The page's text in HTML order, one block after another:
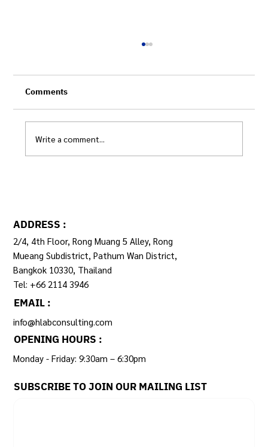
Comments
Write a comment...
ADDRESS :
2/4, 4th Floor, Rong Muang 5 Alley, Rong
Mueang Subdistrict, Pathum Wan District,
Bangkok 10330, Thailand
Tel: +66 2114 3946
EMAIL :
info@hlabconsulting.com
OPENING HOURS :
Monday - Friday: 9:30am – 6:30pm ​
SUBSCRIBE TO JOIN OUR MAILING LIST